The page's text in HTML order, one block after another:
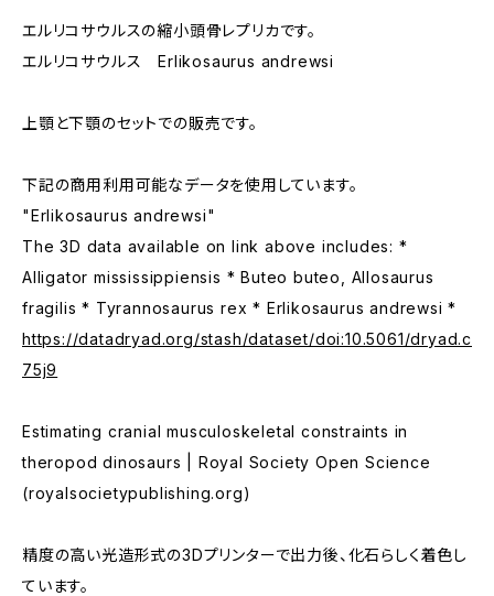
エルリコサウルスの縮小頭骨レプリカです。
エルリコサウルス Erlikosaurus andrewsi
上顎と下顎のセットでの販売です。
下記の商用利用可能なデータを使用しています。
"Erlikosaurus andrewsi"
The 3D data available on link above includes: *
Alligator mississippiensis * Buteo buteo, Allosaurus
fragilis * Tyrannosaurus rex * Erlikosaurus andrewsi *
https://datadryad.org/stash/dataset/doi:10.5061/dryad.c
75j9
Estimating cranial musculoskeletal constraints in
theropod dinosaurs | Royal Society Open Science
(royalsocietypublishing.org)
精度の高い光造形式の3Dプリンターで出力後、化石らしく着色し
ています。